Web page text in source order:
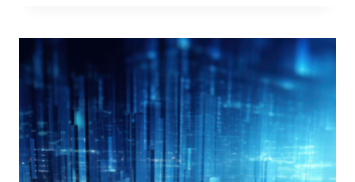
E
FAST
EVOLUZIONE
SFIDE
NELL’OPEN
SOURCE
INTELLIGENCE